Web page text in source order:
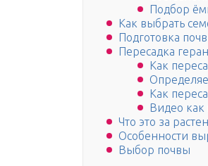
Подбор
Как выбрать
Подготовка
Пересадка
Как
Как
Видео как
Что это за
Особенности
Выбор почвы